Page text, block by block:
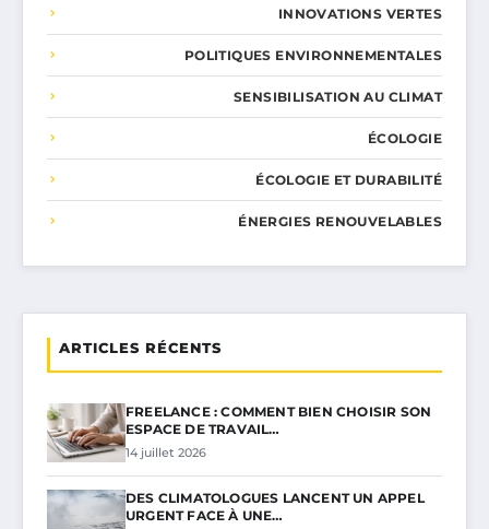
INNOVATIONS VERTES
POLITIQUES ENVIRONNEMENTALES
SENSIBILISATION AU CLIMAT
ÉCOLOGIE
ÉCOLOGIE ET DURABILITÉ
ÉNERGIES RENOUVELABLES
ARTICLES RÉCENTS
FREELANCE : COMMENT BIEN CHOISIR SON
ESPACE DE TRAVAIL…
14 juillet 2026
DES CLIMATOLOGUES LANCENT UN APPEL
URGENT FACE À UNE…